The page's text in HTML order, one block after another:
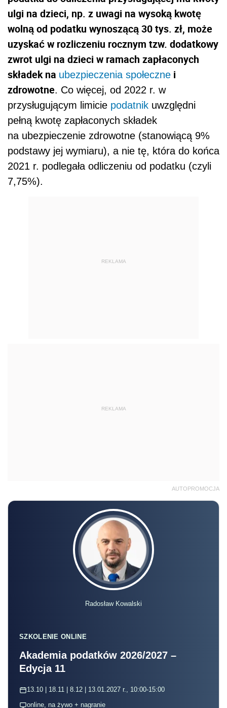
ulgi na dzieci, np. z uwagi na wysoką kwotę
wolną od podatku wynoszącą 30 tys. zł, może
uzyskać w rozliczeniu rocznym tzw. dodatkowy
zwrot ulgi na dzieci w ramach zapłaconych
składek na ubezpieczenia społeczne i
zdrowotne. Co więcej, od 2022 r. w
przysługującym limicie podatnik uwzględni
pełną kwotę zapłaconych składek
na ubezpieczenie zdrowotne (stanowiącą 9%
podstawy jej wymiaru), a nie tę, która do końca
2021 r. podlegała odliczeniu od podatku (czyli
7,75%).
REKLAMA
REKLAMA
AUTOPROMOCJA
Radosław Kowalski
SZKOLENIE ONLINE
Akademia podatków 2026/2027 –
Edycja 11
13.10 | 18.11 | 8.12 | 13.01.2027 r., 10:00-15:00
online, na żywo + nagranie